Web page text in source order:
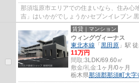
那須塩原市エリアでの住まいなら、住み心
吉」はいかがでしょうか♪セブンイレブン
にコンビニがあるのもポイント♪東北本線黒
賃貸｜マンション
ウィングヴィーナス
東北本線 「 黒田原 」駅
11万円
間取:3LDK/69.60㎡
敷金/礼金:1ヶ月/0ヶ月
栃木県那須郡那須町大字